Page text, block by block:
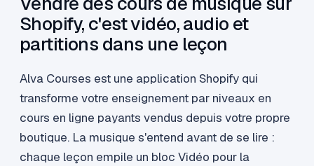
Shopify, c'est vidéo, audio et
partitions dans une leçon
Alva Courses est une application Shopify qui
transforme votre enseignement par niveaux en
cours en ligne payants vendus depuis votre propre
boutique. La musique s'entend avant de se lire :
chaque leçon empile un bloc Vidéo pour la